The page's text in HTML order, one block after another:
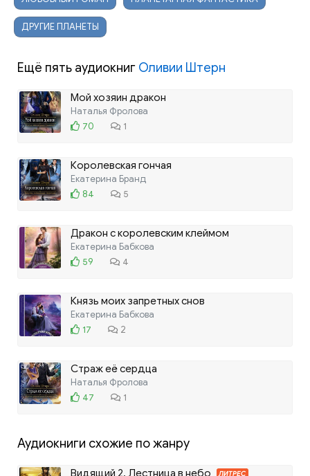
ДРУГИЕ ПЛАНЕТЫ
Ещё пять аудиокниг Оливии Штерн
Мой хозяин дракон
Наталья Фролова
70
1
Королевская гончая
Екатерина Бранд
84
5
Дракон с королевским клеймом
Екатерина Бабкова
59
4
Князь моих запретных снов
Екатерина Бабкова
17
2
Страж её сердца
Наталья Фролова
47
1
Аудиокниги схожие по жанру
Видящий 2. Лестница в небо ЛИТРЕС